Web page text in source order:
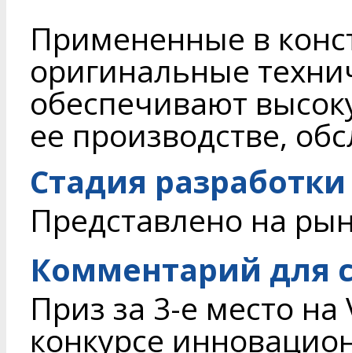
Примененные в
оригинальные
обеспечивают
ее производстве,
Стадия разработки
Представлено на
Комментарий для
Приз за 3-е место
конкурсе